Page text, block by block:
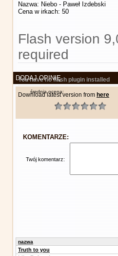
Nazwa: Niebo - Paweł Izdebski
Cena w irkach: 50
Flash version
required
You have no flash plugin installed
Download latest version from here
DODAJ OPINIĘ
średnia ocena:
KOMENTARZE:
Twój komentarz:
nazwa
Truth to you